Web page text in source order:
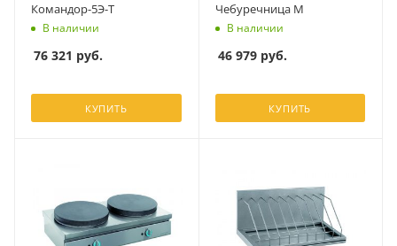
Командор-5Э-Т
В наличии
76 321 руб.
КУПИТЬ
Чебуречница М
В наличии
46 979руб.
КУПИТЬ